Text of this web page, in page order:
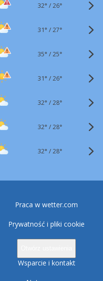
32° /26°
31° /27°
35° /25°
31° /26°
32° /28°
32° /28°
32° /28°
Praca w wetter.com
Prywatność i pliki cookie
Wsparcie i kontakt